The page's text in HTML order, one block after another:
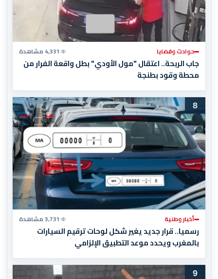
حوادث وقضايا 4,331 مشاهدة
جاب الربحة.. اعتقال "مول الأودي" بطل واقعة الفرار من
محطة وقود بطنجة
8
أخبار وطنية 3,731 مشاهدة
رسميا.. قرار جديد يغير شكل لوحات ترقيم السيارات
بالمغرب ويحدد موعد التطبيق الإلزامي
9